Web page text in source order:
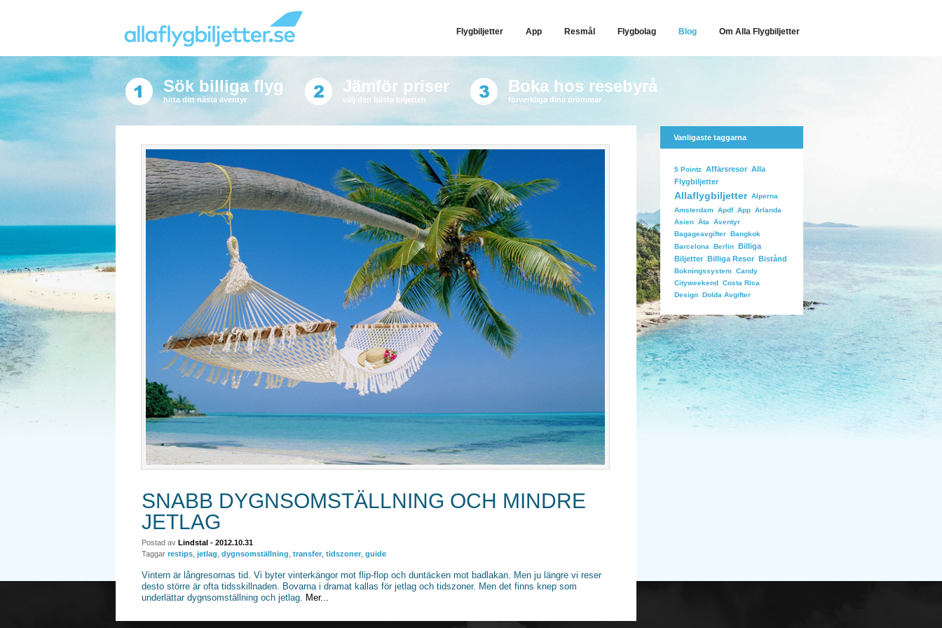
Flygbiljetter App Resmål Flygbolag Blog Om Alla Flygbiljetter
Sök billiga flyg
hitta ditt nästa äventyr
Jämför priser
välj den bästa biljetten
Boka hos resebyrå
förverkliga dina drömmar
SNABB DYGNSOMSTÄLLNING OCH MINDRE
JETLAG
Postad avLindstal - 2012.10.31
Taggar restips ,jetlag ,dygnsomställning ,transfer ,tidszoner ,guide
Vintern är långresornas tid. Vi byter vinterkängor mot flip-flop och duntäcken mot badlakan. Men ju längre vi reser
desto större är ofta tidsskillnaden. Bovarna i dramat kallas för jetlag och tidszoner. Men det finns knep som
underlättar dygnsomställning och jetlag.
Mer...
Vanligaste taggarna
5 Pointz Affärsresor Alla
Flygbiljetter
Allaflygbiljetter Alperna
Amsterdam Apdf App Arlanda
Asien Äta
Äventyr
Bagageavgifter Bangkok
Barcelona
Berlin Billiga
Biljetter Billiga Resor Bistånd
Bokningssystem Candy
Cityweekend Costa Rica
Design Dolda Avgifter